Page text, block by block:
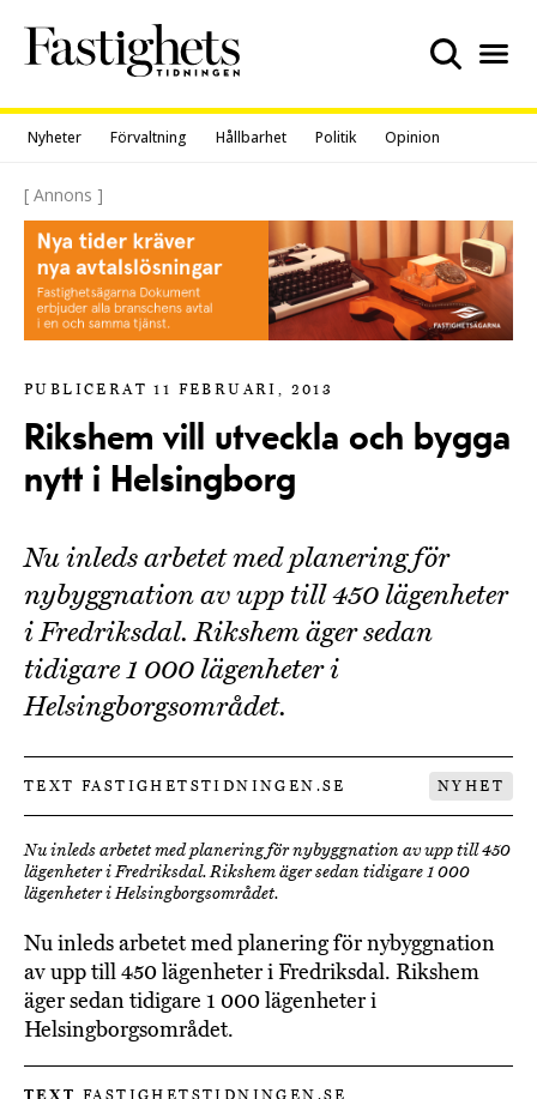
content
Nyheter Förvaltning Hållbarhet Politik Opinion
[ Annons ]
PUBLICERAT 11 FEBRUARI, 2013
Rikshem vill utveckla och bygga
nytt i Helsingborg
Nu inleds arbetet med planering för
nybyggnation av upp till 450 lägenheter
i Fredriksdal. Rikshem äger sedan
tidigare 1 000 lägenheter i
Helsingborgsområdet.
TEXT FASTIGHETSTIDNINGEN.SE NYHET
Nu inleds arbetet med planering för nybyggnation av upp till 450
lägenheter i Fredriksdal. Rikshem äger sedan tidigare 1 000
lägenheter i Helsingborgsområdet.
Nu inleds arbetet med planering för nybyggnation
av upp till 450 lägenheter i Fredriksdal. Rikshem
äger sedan tidigare 1 000 lägenheter i
Helsingborgsområdet.
TEXT FASTIGHETSTIDNINGEN.SE